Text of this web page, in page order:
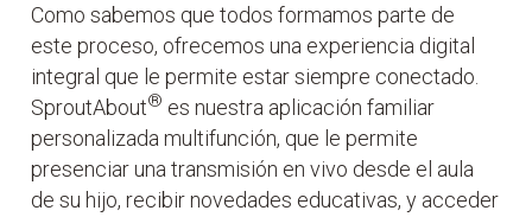
Como sabemos que todos formamos parte de
este proceso, ofrecemos una experiencia digital
integral que le permite estar siempre conectado.
SproutAbout® es nuestra aplicación familiar
personalizada multifunción, que le permite
presenciar una transmisión en vivo desde el aula
de su hijo, recibir novedades educativas, y acceder